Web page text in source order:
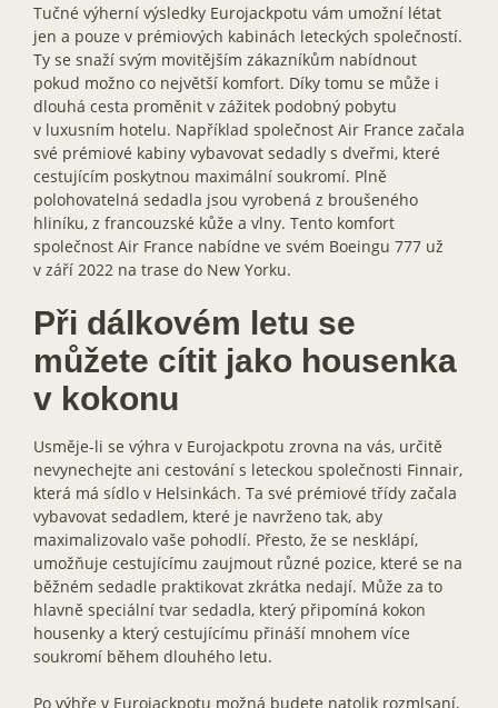
Tučné výherní výsledky Eurojackpotu vám umožní létat
jen a pouze v prémiových kabinách leteckých společností.
Ty se snaží svým movitějším zákazníkům nabídnout
pokud možno co největší komfort. Díky tomu se může i
dlouhá cesta proměnit v zážitek podobný pobytu
v luxusním hotelu. Například společnost Air France začala
své prémiové kabiny vybavovat sedadly s dveřmi, které
cestujícím poskytnou maximální soukromí. Plně
polohovatelná sedadla jsou vyrobená z broušeného
hliníku, z francouzské kůže a vlny. Tento komfort
společnost Air France nabídne ve svém Boeingu 777 už
v září 2022 na trase do New Yorku.
Při dálkovém letu se
můžete cítit jako housenka
v kokonu
Usměje-li se výhra v Eurojackpotu zrovna na vás, určitě
nevynechejte ani cestování s leteckou společnosti Finnair,
která má sídlo v Helsinkách. Ta své prémiové třídy začala
vybavovat sedadlem, které je navrženo tak, aby
maximalizovalo vaše pohodlí. Přesto, že se nesklápí,
umožňuje cestujícímu zaujmout různé pozice, které se na
běžném sedadle praktikovat zkrátka nedají. Může za to
hlavně speciální tvar sedadla, který připomíná kokon
housenky a který cestujícímu přináší mnohem více
soukromí během dlouhého letu.
Po výhře v Eurojackpotu možná budete natolik rozmlsaní,